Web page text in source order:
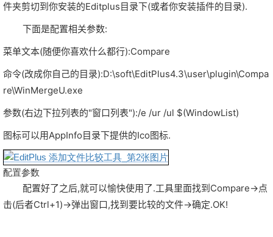
件夹剪切到你安装的Editplus目录下(或者你安装插件的目录).
下面是配置相关参数:
菜单文本(随便你喜欢什么都行):Compare
命令(改成你自己的目录):D:\soft\EditPlus4.3\user\plugin\Compa
re\WinMergeU.exe
参数(右边下拉列表的"窗口列表"):/e /ur /ul $(WindowList)
图标可以用AppInfo目录下提供的Ico图标.
配置参数
配置好了之后,就可以愉快使用了.工具里面找到Compare→点
击(后者Ctrl+1)→弹出窗口,找到要比较的文件→确定.OK!